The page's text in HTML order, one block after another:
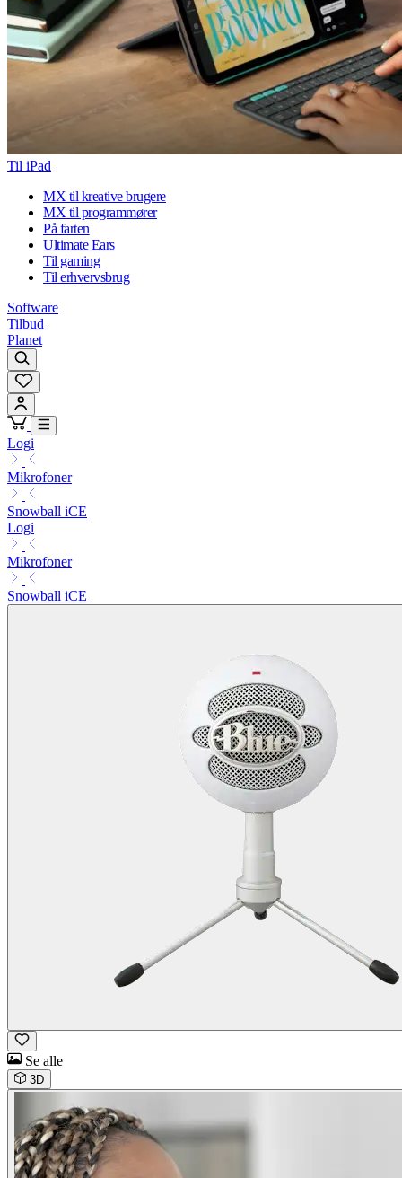
Til iPad
MX til kreative brugere
MX til programmører
På farten
Ultimate Ears
Til gaming
Til erhvervsbrug
Software
Tilbud
Planet
Logi
Mikrofoner
Snowball iCE
Logi
Mikrofoner
Snowball iCE
Se alle
3D